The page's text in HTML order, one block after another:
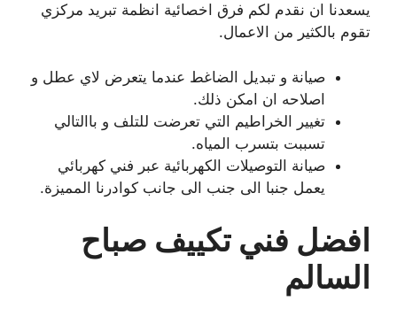
يسعدنا ان نقدم لكم فرق اخصائية انظمة تبريد مركزي
تقوم بالكثير من الاعمال.
صيانة و تبديل الضاغط عندما يتعرض لاي عطل و
اصلاحه ان امكن ذلك.
تغيير الخراطيم التي تعرضت للتلف و باالتالي
تسببت بتسرب المياه.
صيانة التوصيلات الكهربائية عبر فني كهربائي
يعمل جنبا الى جنب الى جانب كوادرنا المميزة.
افضل فني تكييف صباح
السالم